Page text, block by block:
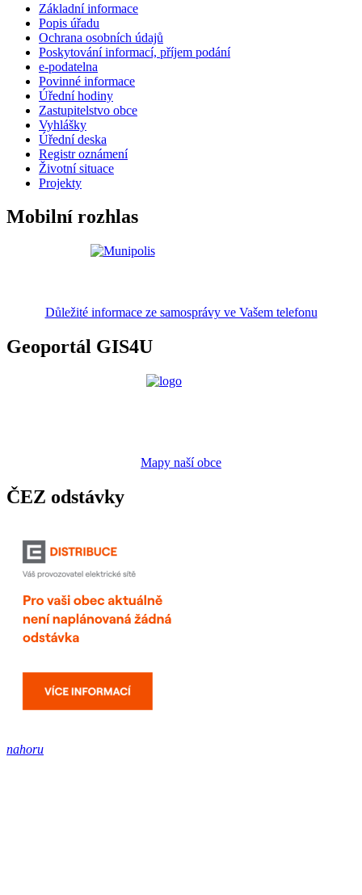
Základní informace
Popis úřadu
Ochrana osobních údajů
Poskytování informací, příjem podání
e-podatelna
Povinné informace
Úřední hodiny
Zastupitelstvo obce
Vyhlášky
Úřední deska
Registr oznámení
Životní situace
Projekty
Mobilní rozhlas
Důležité informace ze samosprávy ve Vašem telefonu
Geoportál GIS4U
Mapy naší obce
ČEZ odstávky
nahoru